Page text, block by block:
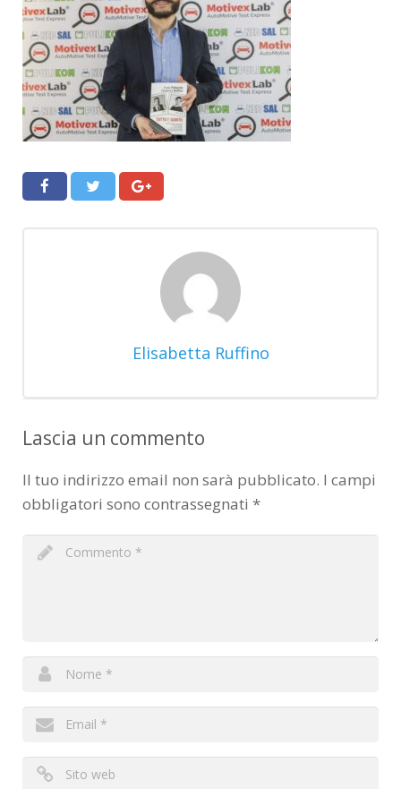
Elisabetta Ruffino
Lascia un commento
Il tuo indirizzo email non sarà pubblicato. I campi
obbligatori sono contrassegnati *